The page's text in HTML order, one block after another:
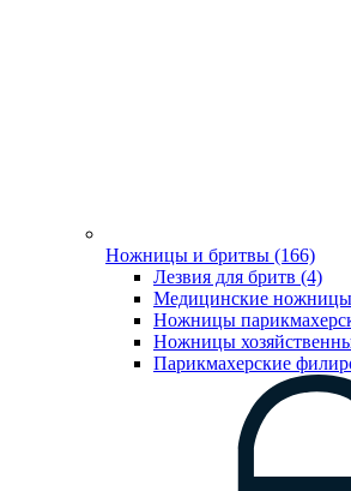
Ножницы и бритвы (166)
Лезвия для бритв (4)
Медицинские
Ножницы
Ножницы
Парикмахерские